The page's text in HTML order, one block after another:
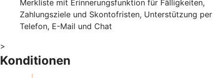
Merkliste mit Erinnerungsfunktion für Fälligkeiten,
Zahlungsziele und Skontofristen, Unterstützung per
Telefon, E-Mail und Chat
>
Konditionen